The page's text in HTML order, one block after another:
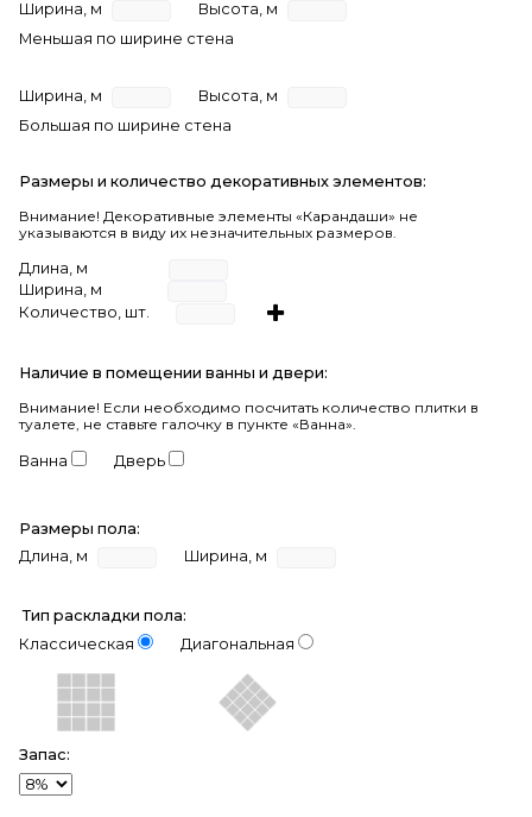
Ширина, м
Высота, м
Меньшая по ширине стена
Ширина, м
Высота, м
Большая по ширине стена
Размеры и количество декоративных элементов:
Внимание! Декоративные элементы «Карандаши» не
указываются в виду их незначительных размеров.
Длина, м
Ширина, м
Количество, шт.
Наличие в помещении ванны и двери:
Внимание! Если необходимо посчитать количество плитки в
туалете, не ставьте галочку в пункте «Ванна».
Ванна Дверь
Размеры пола:
Длина, м
Ширина, м
Тип раскладки пола:
Классическая
Диагональная
Запас: